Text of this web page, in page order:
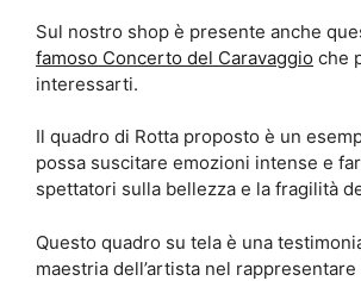
Sul nostro shop è presente anche
famoso Concerto del Caravaggio che
interessarti.
Il quadro di Rotta proposto è un
possa suscitare emozioni intense e
spettatori sulla bellezza e la fragilità
Questo quadro su tela è una
maestria dell’artista nel